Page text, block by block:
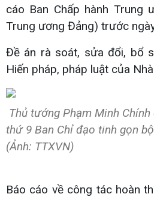
cáo Ban Chấp hành Trung
Trung ương Đảng) trước
Đề án rà soát, sửa đổi, bổ
Hiến pháp, pháp luật của
Thủ tướng Phạm Minh
thứ 9 Ban Chỉ đạo tinh gọn
(Ảnh: TTXVN)
Báo cáo về công tác hoàn